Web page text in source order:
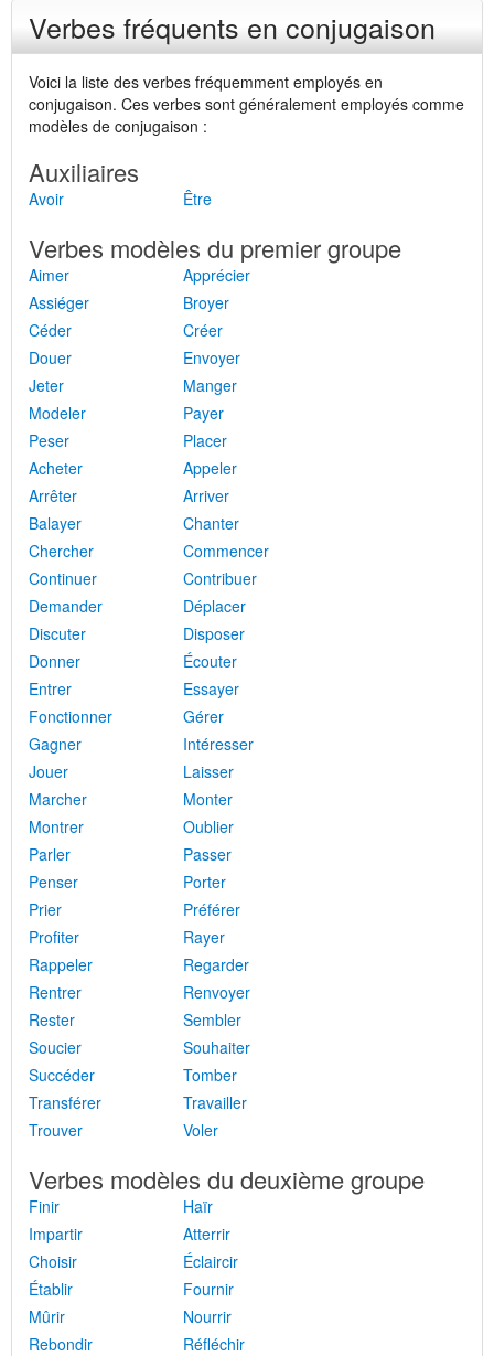
Verbes fréquents en conjugaison
Voici la liste des verbes fréquemment employés en
conjugaison. Ces verbes sont généralement employés comme
modèles de conjugaison :
Auxiliaires
Avoir Être
Verbes modèles du premier groupe
Aimer
Apprécier
Assiéger
Broyer
Céder
Créer
Douer
Envoyer
Jeter
Manger
Modeler
Payer
Peser
Placer
Acheter
Appeler
Arrêter
Arriver
Balayer
Chanter
Chercher
Commencer
Continuer
Contribuer
Demander
Déplacer
Discuter
Disposer
Donner
Écouter
Entrer
Essayer
Fonctionner
Gérer
Gagner
Intéresser
Jouer
Laisser
Marcher
Monter
Montrer
Oublier
Parler
Passer
Penser
Porter
Prier
Préférer
Profiter
Rayer
Rappeler
Regarder
Rentrer
Renvoyer
Rester
Sembler
Soucier
Souhaiter
Succéder
Tomber
Transférer
Travailler
Trouver
Voler
Verbes modèles du deuxième groupe
Finir
Haïr
Impartir
Atterrir
Choisir
Éclaircir
Établir
Fournir
Mûrir
Nourrir
Rebondir
Réfléchir